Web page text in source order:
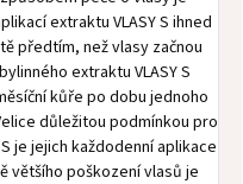
extraktu VLASY S ihned
předtím, než vlasy začnou
extraktu VLASY S
kůře po dobu jednoho
důležitou podmínkou pro
je jejich každodenní aplikace
většího poškození vlasů je